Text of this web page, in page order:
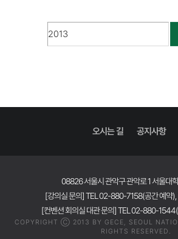
오시는 길 공지사항
08826 서울시 관악구 관악로 1 서울대
[강의실 문의] TEL 02-880-7158(공간 예약
[컨벤션 회의실 대관 문의] TEL 02-880-
COPYRIGHT Ⓒ 2013 BY GECE, SEOUL
RIGHTS RESERVED.